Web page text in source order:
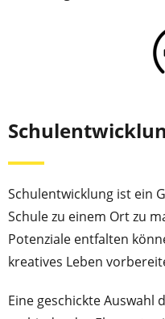
Schulentwicklung ist ein
Schule zu einem Ort zu
Potenziale entfalten
kreatives Leben
Eine geschickte Auswahl